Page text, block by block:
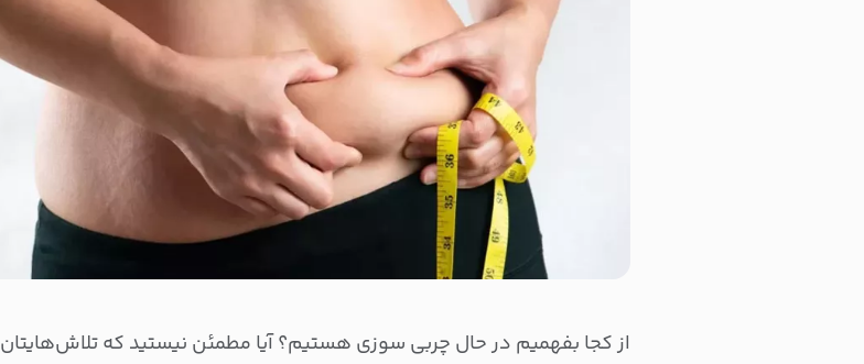
از کجا بفهمیم در حال چربی سوزی هستیم؟ آیا مطمئن نیستید که تلاش‌هایتان